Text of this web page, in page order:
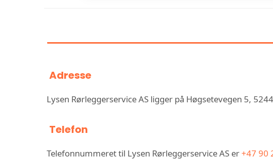
Adresse
Lysen Rørleggerservice AS ligger på Høgsetevegen 5,
Telefon
Telefonnummeret til Lysen Rørleggerservice AS er+47 90